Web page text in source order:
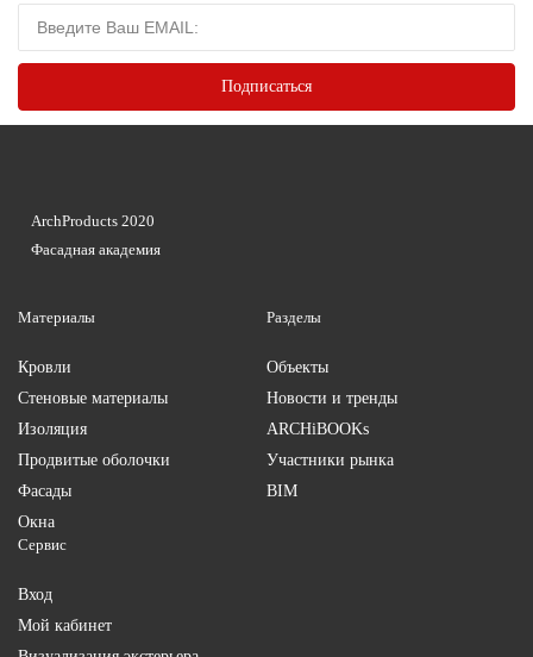
Материалы
Кровли
Стеновые материалы
Изоляция
Продвитые оболочки
Фасады
Окна
Разделы
Объекты
Новости и тренды
ARCHiBOOKs
Участники рынка
BIM
Сервис
Вход
Мой кабинет
ArchProducts 2020
Фасадная академия